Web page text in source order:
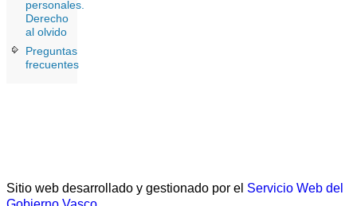
personales.
Derecho
al olvido
Preguntas
frecuentes
Sitio web desarrollado y gestionado por el Servicio Web del